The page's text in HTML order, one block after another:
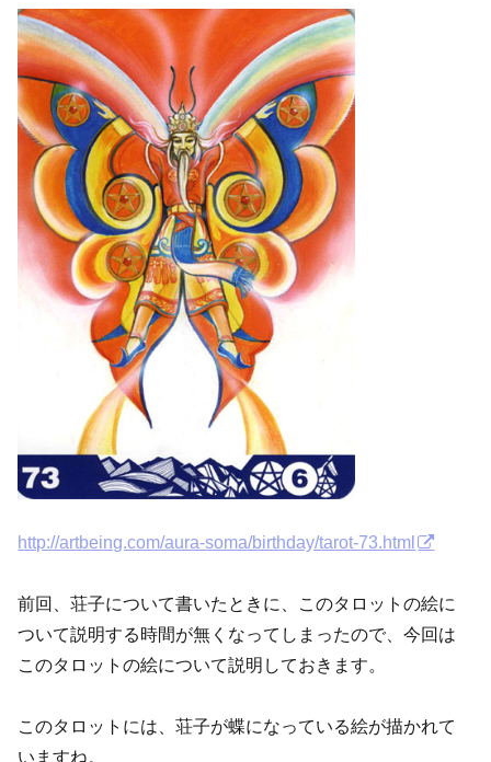
http://artbeing.com/aura-soma/birthday/tarot-73.html
前回、荘子について書いたときに、このタロットの絵に
ついて説明する時間が無くなってしまったので、今回は
このタロットの絵について説明しておきます。
このタロットには、荘子が蝶になっている絵が描かれて
いますね。